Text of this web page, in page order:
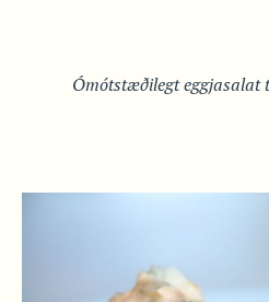
Ómótstæðilegt eggjasalat